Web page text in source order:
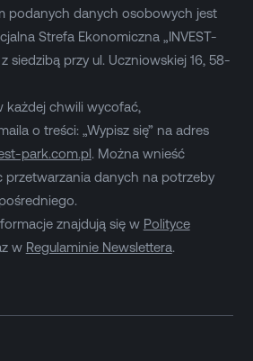
podanych danych osobowych jest
Strefa Ekonomiczna „INVEST-
z siedzibą przy ul. Uczniowskiej 16, 58-
każdej chwili wycofać,
o treści: „Wypisz się” na adres
park.com.pl. Można wnieść
przetwarzania danych na potrzeby
znajdują się w Polityce
w Regulaminie Newslettera.